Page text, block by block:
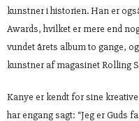
kunstner i historien. Han er
Awards, hvilket er mere end
vundet årets album to gange,
kunstner af magasinet Rolling
Kanye er kendt for sine
har engang sagt: “Jeg er Guds